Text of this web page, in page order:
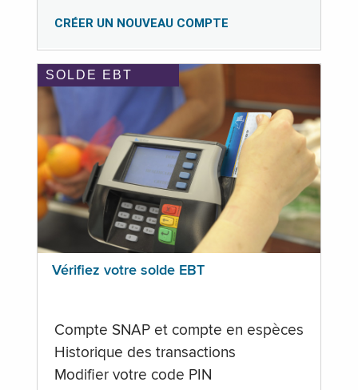
CRÉER UN NOUVEAU COMPTE
SOLDE EBT
Vérifiez votre solde EBT
Compte SNAP et compte en espèces
Historique des transactions
Modifier votre code PIN